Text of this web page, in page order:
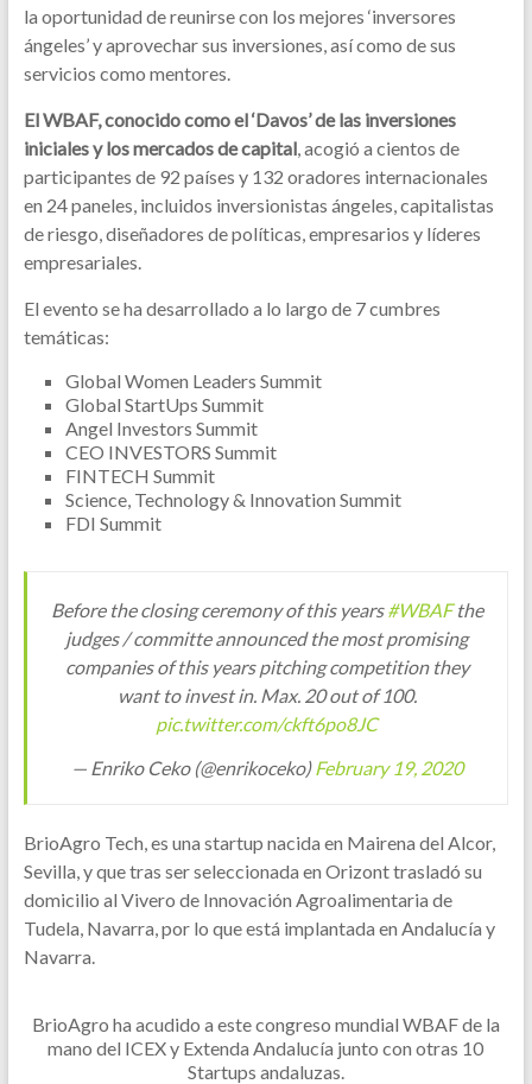
la oportunidad de reunirse con los mejores ‘inversores
ángeles’ y aprovechar sus inversiones, así como de sus
servicios como mentores.
El WBAF, conocido como el ‘Davos’ de las inversiones
iniciales y los mercados de capital, acogió a cientos de
participantes de 92 países y 132 oradores internacionales
en 24 paneles, incluidos inversionistas ángeles, capitalistas
de riesgo, diseñadores de políticas, empresarios y líderes
empresariales.
El evento se ha desarrollado a lo largo de 7 cumbres
temáticas:
Global Women Leaders Summit
Global StartUps Summit
Angel Investors Summit
CEO INVESTORS Summit
FINTECH Summit
Science, Technology & Innovation Summit
FDI Summit
Before the closing ceremony of this years#WBAFthe
judges / committe announced the most promising
companies of this years pitching competition they
want to invest in. Max. 20 out of 100.
pic.twitter.com/ckft6po8JC
— Enriko Ceko (@enrikoceko) February 19, 2020
BrioAgro Tech, es una startup nacida en Mairena del Alcor,
Sevilla, y que tras ser seleccionada en Orizont trasladó su
domicilio al Vivero de Innovación Agroalimentaria de
Tudela, Navarra, por lo que está implantada en Andalucía y
Navarra.
BrioAgro ha acudido a este congreso mundial WBAF de la
mano del ICEX y Extenda Andalucía junto con otras 10
Startups andaluzas.